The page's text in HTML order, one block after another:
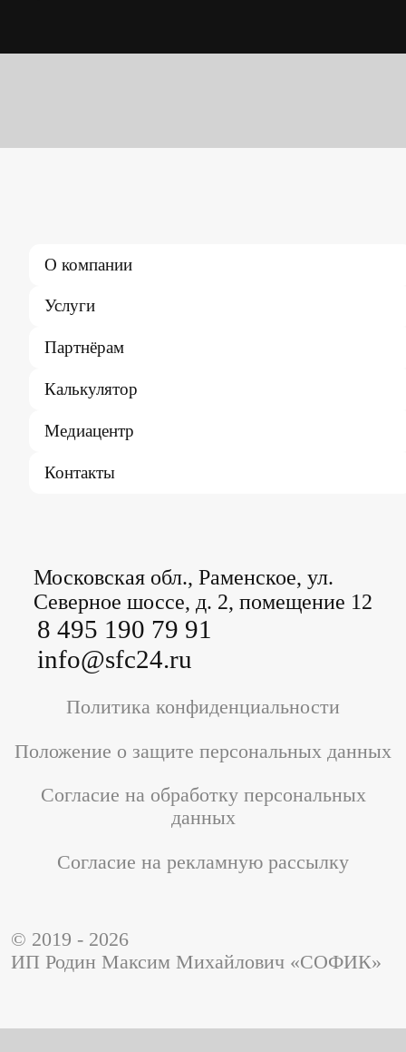
О компании
Услуги
Партнёрам
Калькулятор
Медиацентр
Контакты
8 495 190 79 91
info@sfc24.ru
Московская обл., Раменское, ул.
Северное шоссе, д. 2, помещение 12
© 2019 - 2026
ИП Родин Максим Михайлович «СОФИК»
Политика конфиденциальности
Положение о защите персональных данных
Согласие на обработку персональных
данных
Согласие на рекламную рассылку